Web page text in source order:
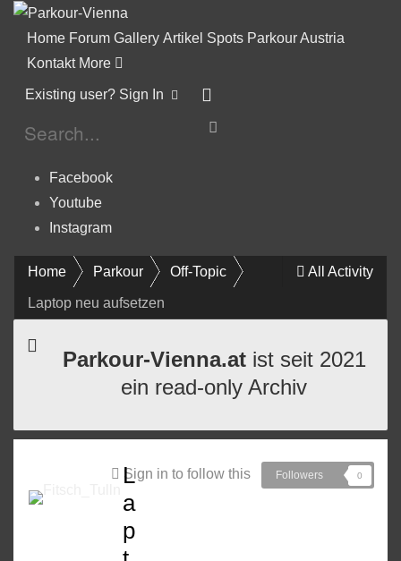
Home Forum Gallery Artikel Spots Parkour Austria
Kontakt More
Existing user? Sign In
Facebook
Youtube
Instagram
All Activity
Home Parkour Off-Topic
Laptop neu aufsetzen
Parkour-Vienna.atist seit 2021
ein read-only Archiv
Sign in to follow this Followers 0
L
a
p